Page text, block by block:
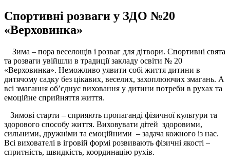
Спортивні розваги у ЗДО №20
«Верховинка»
Зима – пора веселощів і розваг для дітвори. Спортивні свята
та розваги увійшли в традиції закладу освіти № 20
«Верховинка». Неможливо уявити собі життя дитини в
дитячому садку без цікавих, веселих, захоплюючих змагань. А
всі змагання об’єднує виховання у дитини потреби в рухах та
емоційне сприйняття життя.
Зимові старти – сприяють пропаганді фізичної культури та
здорового способу життя. Виховувати дітей здоровими,
сильними, дружніми та емоційними – задача кожного із нас.
Всі вихователі в ігровій формі розвивають фізичні якості –
спритність, швидкість, координацію рухів.